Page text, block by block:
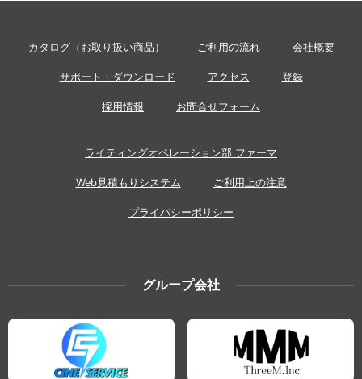
カタログ（お取り扱い商品） ご利用の流れ 会社概要
サポート・ダウンロード アクセス 登録
採用情報 お問合せフォーム
ライティングオペレーション部 ファーマ
Web見積もりシステム ご利用上の注意
プライバシーポリシー
グループ会社